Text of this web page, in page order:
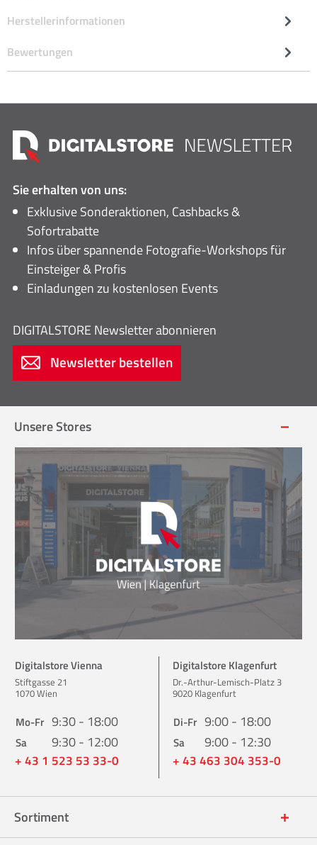
Herstellerinformationen
Bewertungen
Sie erhalten von uns:
Exklusive Sonderaktionen, Cashbacks &
Sofortrabatte
Infos über spannende Fotografie-Workshops für
Einsteiger & Profis
Einladungen zu kostenlosen Events
DIGITALSTORE Newsletter abonnieren
Newsletter bestellen
Unsere Stores
Digitalstore Vienna
Stiftgasse 21
1070 Wien
Mo-Fr 9:30 - 18:00
Sa 9:30 - 12:00
+ 43 1 523 53 33-0
Digitalstore Klagenfurt
Dr.-Arthur-Lemisch-Platz 3
9020 Klagenfurt
Di-Fr 9:00 - 18:00
Sa 9:00 - 12:30
+ 43 463 304 353-0
Sortiment